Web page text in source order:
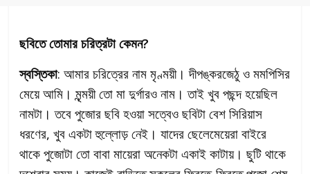
ছবিতে তোমার চরিত্রটা কেমন?
স্বস্তিকা: আমার চরিত্রের নাম মৃণ্ময়ী। দীপঙ্করজেঠু ও মমপিসির
মেয়ে আমি। মৃন্ময়ী তো মা দুর্গারও নাম। তাই খুব পছন্দ হয়েছিল
নামটা। তবে পুজোর ছবি হওয়া সত্বেও ছবিটা বেশ সিরিয়াস
ধরণের, খুব একটা হুল্লোড় নেই। যাদের ছেলেমেয়েরা বাইরে
থাকে পুজোটা তো বাবা মায়েরা অনেকটা একাই কাটায়। ছুটি থাকে